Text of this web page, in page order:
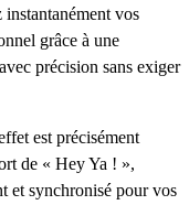
instantanément vos
grâce à une
précision sans exiger
est précisément
de « Hey Ya ! »,
et synchronisé pour vos